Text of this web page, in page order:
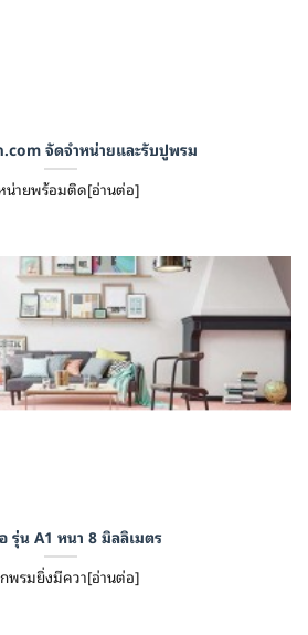
จัดจำหน่ายและรับปูพรม
น่ายพร้อมติด[อ่านต่อ]
รุ่น A1 หนา 8 มิลลิเมตร
พรมยิ่งมีควา[อ่านต่อ]